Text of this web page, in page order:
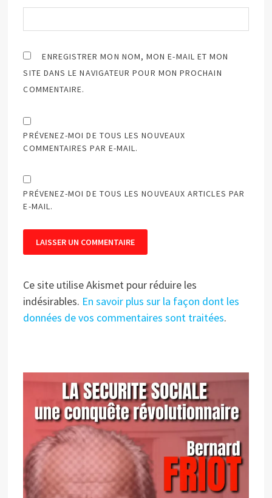
ENREGISTRER MON NOM, MON E-MAIL ET MON
SITE DANS LE NAVIGATEUR POUR MON PROCHAIN
COMMENTAIRE.
PRÉVENEZ-MOI DE TOUS LES NOUVEAUX
COMMENTAIRES PAR E-MAIL.
PRÉVENEZ-MOI DE TOUS LES NOUVEAUX ARTICLES PAR
E-MAIL.
Ce site utilise Akismet pour réduire les
indésirables. En savoir plus sur la façon dont les
données de vos commentaires sont traitées.